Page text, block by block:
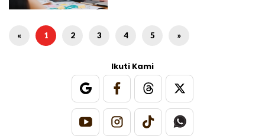
« 1 2 3 4 5 »
Ikuti Kami